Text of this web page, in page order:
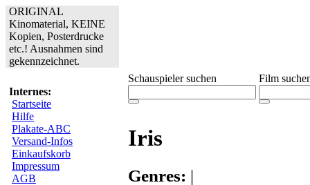
ORIGINAL
Kinomaterial, KEINE
Kopien, Posterdrucke
etc.! Ausnahmen sind
gekennzeichnet.
Internes:
Startseite
Hilfe
Plakate-ABC
Versand-Infos
Einkaufskorb
Impressum
AGB
Schauspieler suchen Film
Iris
Genres: |